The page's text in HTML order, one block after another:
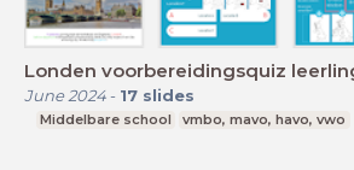
Londen voorbereidingsquiz
June 2024- 17 slides
Middelbare school vmbo, mavo, havo, vwo